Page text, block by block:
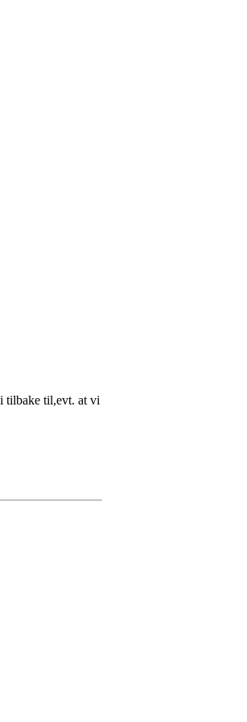
tilbake til,evt. at vi